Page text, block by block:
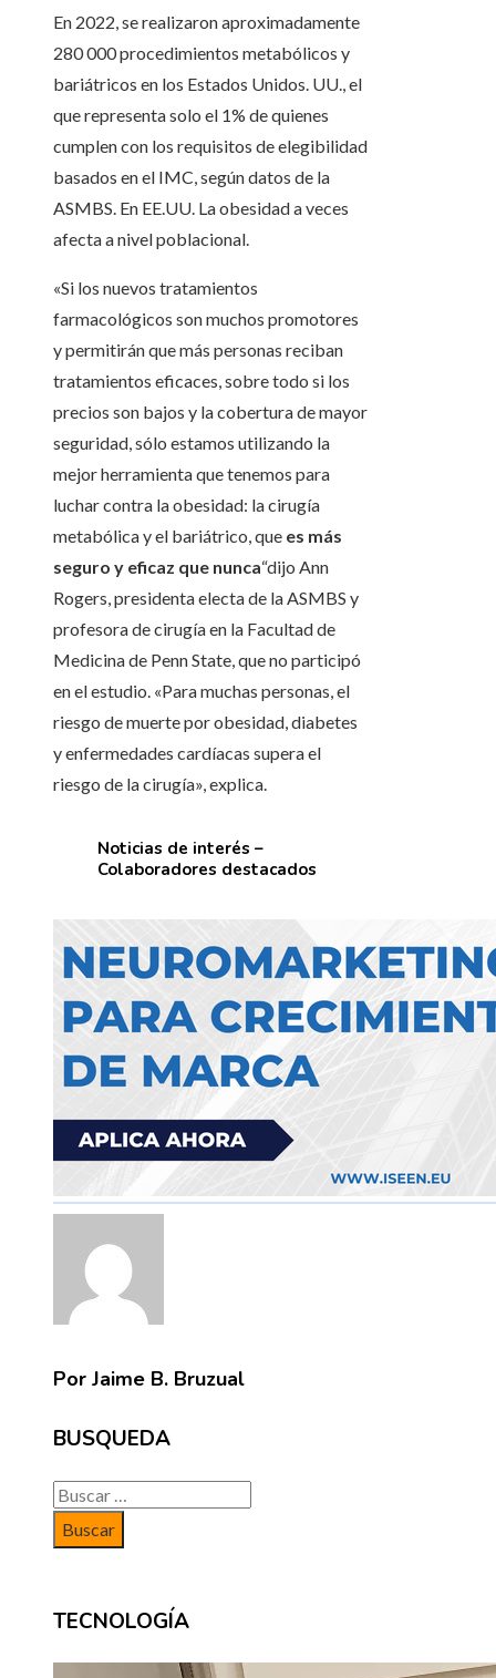
En 2022, se realizaron aproximadamente
280 000 procedimientos metabólicos y
bariátricos en los Estados Unidos. UU., el
que representa solo el 1% de quienes
cumplen con los requisitos de elegibilidad
basados ​​en el IMC, según datos de la
ASMBS. En EE.UU. La obesidad a veces
afecta a nivel poblacional.
«Si los nuevos tratamientos
farmacológicos son muchos promotores
y permitirán que más personas reciban
tratamientos eficaces, sobre todo si los
precios son bajos y la cobertura de mayor
seguridad, sólo estamos utilizando la
mejor herramienta que tenemos para
luchar contra la obesidad: la cirugía
metabólica y el bariátrico, que es más
seguro y eficaz que nunca“dijo Ann
Rogers, presidenta electa de la ASMBS y
profesora de cirugía en la Facultad de
Medicina de Penn State, que no participó
en el estudio. «Para muchas personas, el
riesgo de muerte por obesidad, diabetes
y enfermedades cardíacas supera el
riesgo de la cirugía», explica.
Noticias de interés –
Colaboradores destacados
Por Jaime B. Bruzual
BUSQUEDA
Buscar:
TECNOLOGÍA